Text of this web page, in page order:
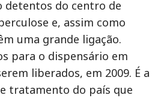
detentos do centro de
e, assim como
uma grande ligação.
para o dispensário em
liberados, em 2009. É a
tratamento do país que